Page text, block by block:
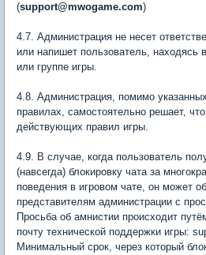
(support@mwogame.com)
4.7. Администрация не несет
или напишет пользователь, находясь
или группе игры.
4.8. Администрация, помимо
правилах, самостоятельно решает,
действующих правил игры.
4.9. В случае, когда пользователь
(навсегда) блокировку чата за
поведения в игровом чате, он может
представителям администрации с
Просьба об амнистии происходит
почту технической поддержки игры:
Минимальный срок, через который